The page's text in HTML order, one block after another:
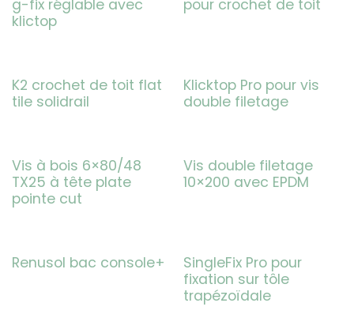
g-fix réglable avec
klictop
pour crochet de toit
K2 crochet de toit flat
tile solidrail
Klicktop Pro pour vis
double filetage
Vis à bois 6×80/48
TX25 à tête plate
pointe cut
Vis double filetage
10×200 avec EPDM
Renusol bac console+
SingleFix Pro pour
fixation sur tôle
trapézoïdale